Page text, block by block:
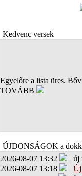
Kedvenc versek
Egyelőre a lista üres.
TOVÁBB
ÚJDONSÁGOK a
2026-08-07 13:32
új
2026-08-07 13:18
Új